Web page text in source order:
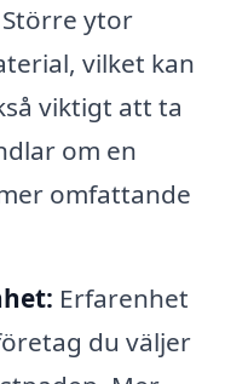
Större ytor
vilket kan
viktigt att ta
om en
omfattande
Erfarenhet
du väljer